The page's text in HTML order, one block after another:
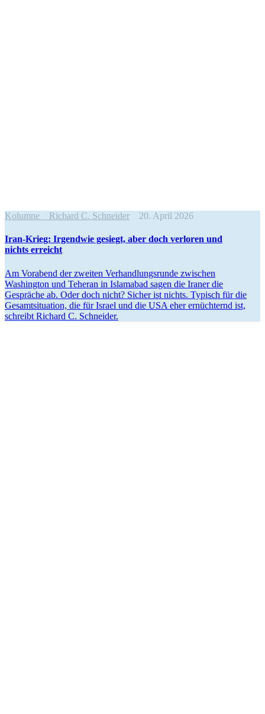
Kolumne Richard C. Schneider 20. April 2026
Iran-Krieg: Irgendwie gesiegt, aber doch verloren und
nichts erreicht
Am Vorabend der zweiten Verhand­lungs­runde zwischen
Washington und Teheran in Islamabad sagen die Iraner die
Gespräche ab. Oder doch nicht? Sicher ist nichts. Typisch für die
Gesamt­si­tuation, die für Israel und die USA eher ernüch­ternd ist,
schreibt Richard C. Schneider.